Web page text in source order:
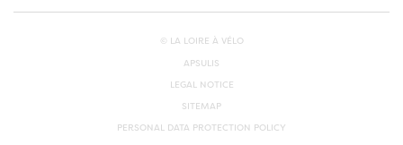
© LA LOIRE À VÉLO
APSULIS
LEGAL NOTICE
SITEMAP
PERSONAL DATA PROTECTION POLICY